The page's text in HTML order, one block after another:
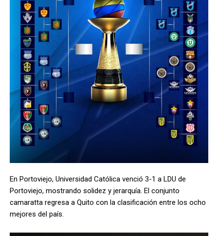
En Portoviejo, Universidad Católica venció 3-1 a LDU de
Portoviejo, mostrando solidez y jerarquía. El conjunto
camaratta regresa a Quito con la clasificación entre los ocho
mejores del país.